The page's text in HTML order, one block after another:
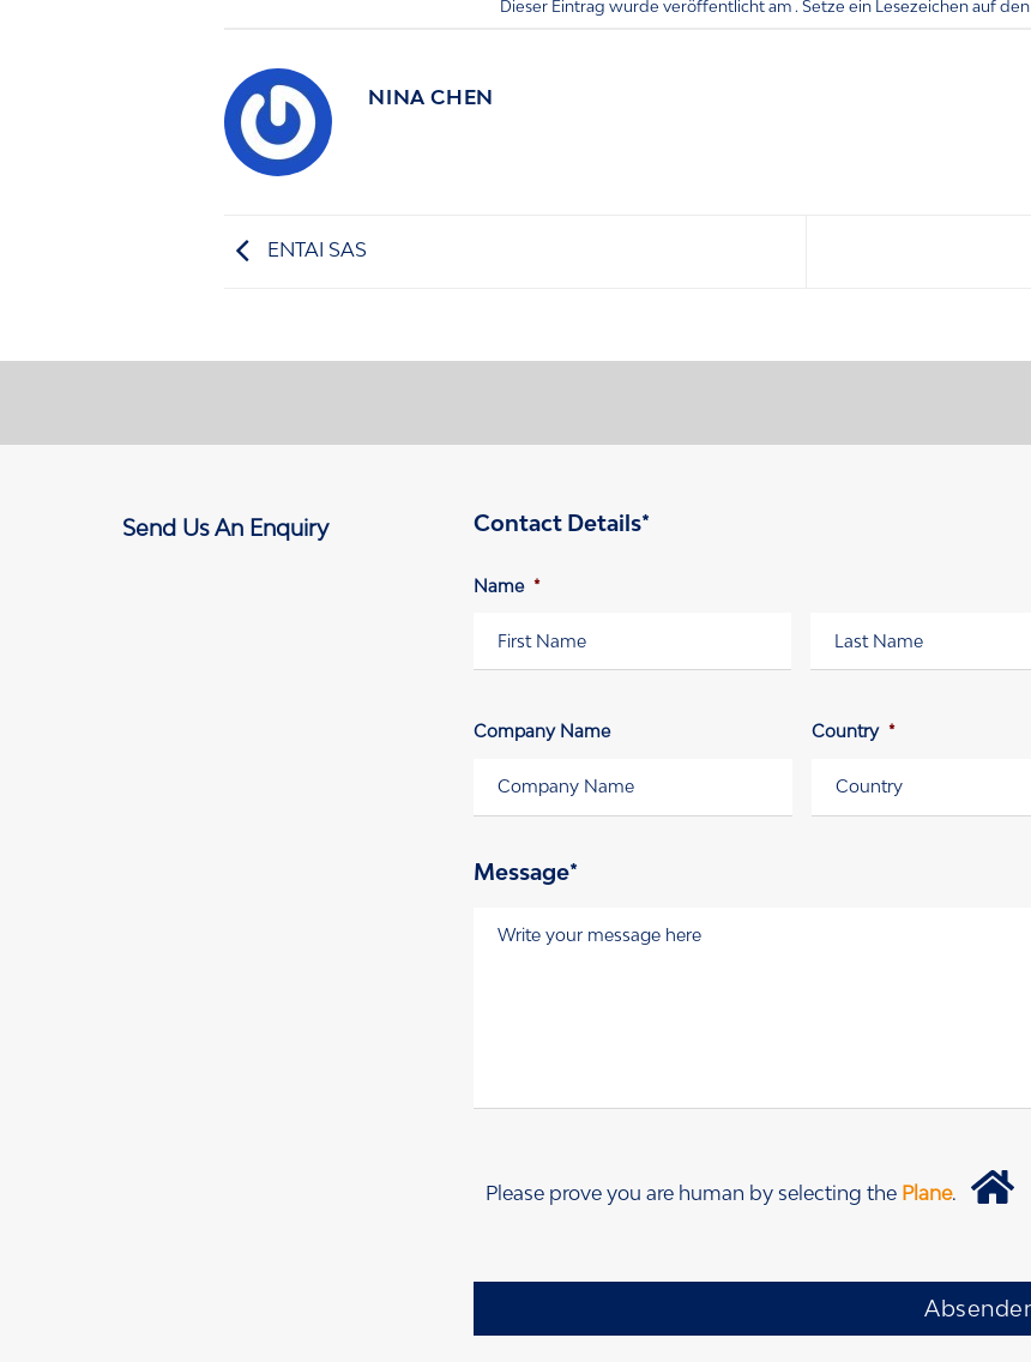
Dieser Eintrag wurde veröffentlicht am . Setze ein Lesezeichen auf den
NINA CHEN
ENTAI SAS
Send Us An Enquiry Contact Details*
Name *
Company Name Country *
Message*
Please prove you are human by selecting the Plane.